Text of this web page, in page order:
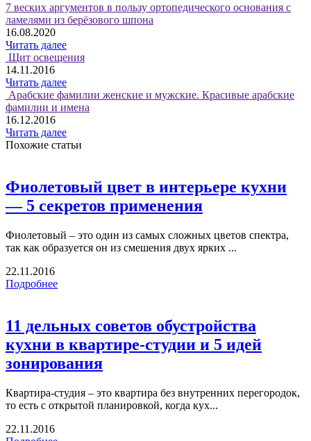
7 веских аргументов в пользу ортопедического основания с
ламелями из берёзового шпона
16.08.2020
Читать далее
Щит освещения
14.11.2016
Читать далее
Арабские фамилии женские и мужские. Красивые арабские
фамилии и имена
16.12.2016
Читать далее
Похожие статьи
Фиолетовый цвет в интерьере кухни
— 5 секретов применения
Фиолетовый – это один из самых сложных цветов спектра,
так как образуется он из смешения двух ярких ...
22.11.2016
Подробнее
11 дельных советов обустройства
кухни в квартире-студии и 5 идей
зонирования
Квартира-студия – это квартира без внутренних перегородок,
то есть с открытой планировкой, когда кух...
22.11.2016